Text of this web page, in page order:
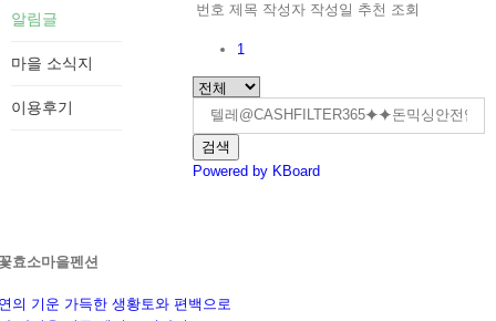
번호 제목 작성자 작성일 추천 조회
1
검색
Powered by KBoard
알림글
마을 소식지
이용후기
효소마을펜션
의 기운 가득한 생황토와 편백으로